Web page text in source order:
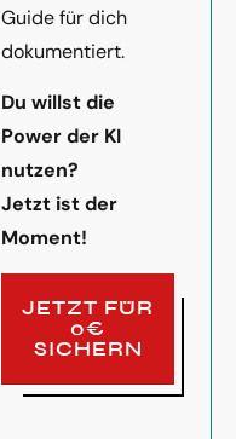
Guide für dich
dokumentiert.
Du willst die
Power der KI
nutzen?
Jetzt ist der
Moment!
JETZT FÜR
0€
SICHERN